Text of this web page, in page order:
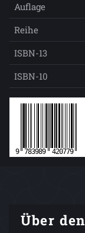
Auflage
Reihe
ISBN-13
ISBN-10
Über